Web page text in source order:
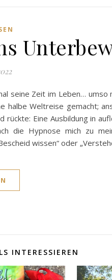
seine Zeit im Leben…
Weltreise gemacht;
Eine Ausbildung in
die Hypnose mich zu
wissen“ oder
INTERESSIEREN